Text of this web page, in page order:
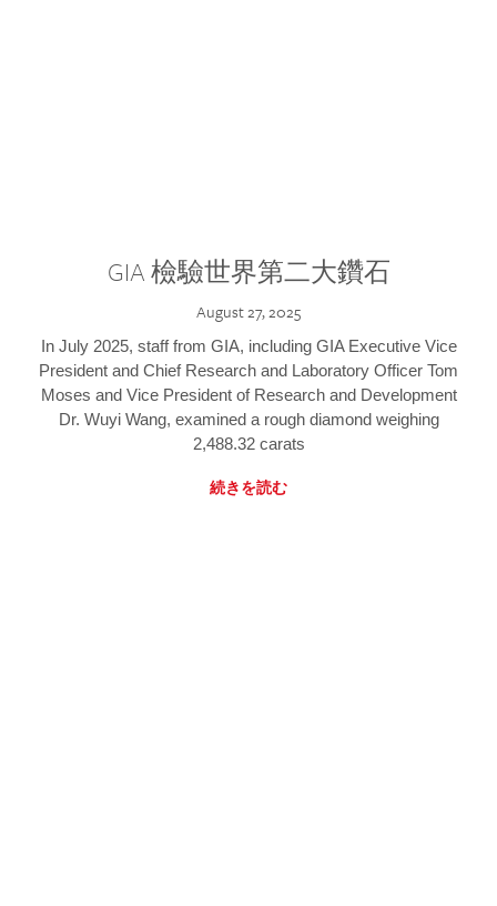
GIA 檢驗世界第二大鑽石
August 27, 2025
In July 2025, staff from GIA, including GIA Executive Vice
President and Chief Research and Laboratory Officer Tom
Moses and Vice President of Research and Development
Dr. Wuyi Wang, examined a rough diamond weighing
2,488.32 carats
続きを読む